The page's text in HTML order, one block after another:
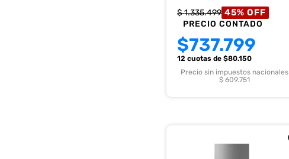
$1.335.499 45% OFF
PRECIO CONTADO
$737.799
12 cuotasde $80.150
Precio sin impuestos nacionales
$ 609.751